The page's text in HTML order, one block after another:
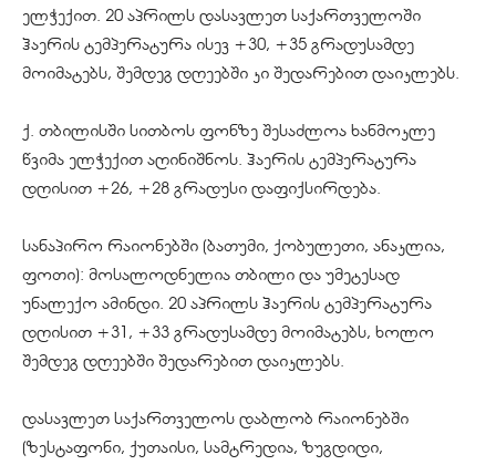
ელჭექით. 20 აპრილს დასავლეთ საქართველოში
ჰაერის ტემპერატურა ისევ +30, +35 გრადუსამდე
მოიმატებს, შემდეგ დღეებში კი შედარებით დაიკლებს.
ქ. თბილისში სითბოს ფონზე შესაძლოა ხანმოკლე
წვიმა ელჭექით აღინიშნოს. ჰაერის ტემპერატურა
დღისით +26, +28 გრადუსი დაფიქსირდება.
სანაპირო რაიონებში (ბათუმი, ქობულეთი, ანაკლია,
ფოთი): მოსალოდნელია თბილი და უმეტესად
უნალექო ამინდი. 20 აპრილს ჰაერის ტემპერატურა
დღისით +31, +33 გრადუსამდე მოიმატებს, ხოლო
შემდეგ დღეებში შედარებით დაიკლებს.
დასავლეთ საქართველოს დაბლობ რაიონებში
(ზესტაფონი, ქუთაისი, სამტრედია, ზუგდიდი,